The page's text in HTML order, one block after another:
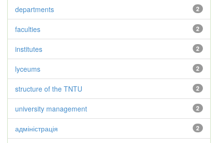
2
departments
2
faculties
2
institutes
2
lyceums
2
structure of the TNTU
2
university management
2
адміністрація